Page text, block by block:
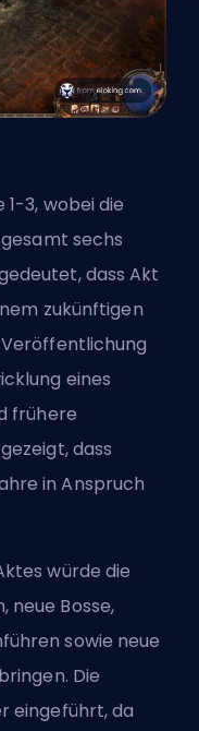
3, wobei die
sechs
dass Akt
zukünftigen
eines
frühere
dass
in Anspruch
würde die
neue Bosse,
sowie neue
Die
eingeführt, da